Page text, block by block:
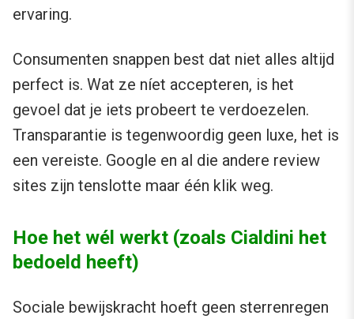
ervaring.
Consumenten snappen best dat niet alles altijd
perfect is. Wat ze níet accepteren, is het
gevoel dat je iets probeert te verdoezelen.
Transparantie is tegenwoordig geen luxe, het is
een vereiste. Google en al die andere review
sites zijn tenslotte maar één klik weg.
Hoe het wél werkt (zoals Cialdini het
bedoeld heeft)
Sociale bewijskracht hoeft geen sterrenregen